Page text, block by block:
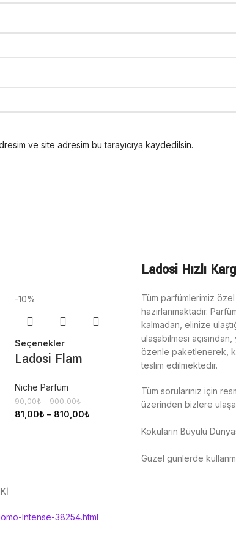
ve site adresim bu tarayıcıya kaydedilsin.
-10%
Seçenekler
Ladosi Flam
Niche Parfüm
90,00₺ –900,00₺
81,00₺ – 810,00₺
Ladosi Hızlı
Tüm parfümlerimiz
hazırlanmaktadır.
kalmadan, elinize
ulaşabilmesi
özenle paketlenerek,
teslim edilmektedir.
Tüm sorularınız için
üzerinden bizlere
Kokuların Büyülü
Güzel günlerde
Intense-38254.html